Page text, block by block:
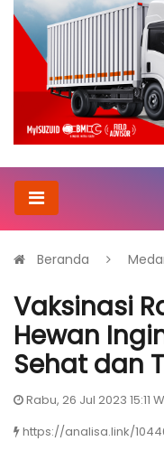
Beranda
Vaksinasi
Hewan
Sehat dan
Rabu, 26 Jul 2023 15:11
https://analisa.link/